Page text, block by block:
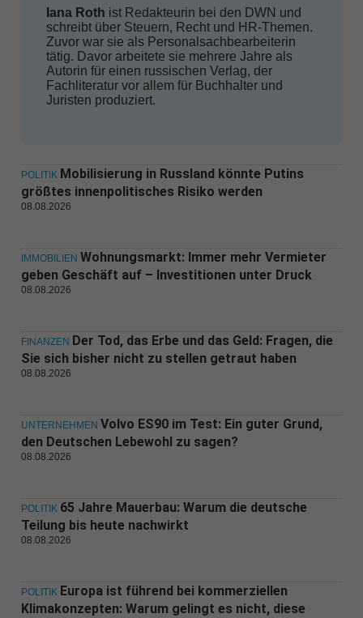
Iana Roth ist Redakteurin bei den DWN und
schreibt über Steuern, Recht und HR-Themen.
Zuvor war sie als Personalsachbearbeiterin
tätig. Davor arbeitete sie mehrere Jahre als
Autorin für einen russischen Verlag, der
Fachliteratur vor allem für Buchhalter und
Juristen produziert.
POLITIK Mobilisierung in Russland könnte Putins
größtes innenpolitisches Risiko werden
08.08.2026
IMMOBILIEN Wohnungsmarkt: Immer mehr Vermieter
geben Geschäft auf – Investitionen unter Druck
08.08.2026
FINANZEN Der Tod, das Erbe und das Geld: Fragen, die
Sie sich bisher nicht zu stellen getraut haben
08.08.2026
UNTERNEHMEN Volvo ES90 im Test: Ein guter Grund,
den Deutschen Lebewohl zu sagen?
08.08.2026
POLITIK 65 Jahre Mauerbau: Warum die deutsche
Teilung bis heute nachwirkt
08.08.2026
POLITIK Europa ist führend bei kommerziellen
Klimakonzepten: Warum gelingt es nicht, diese